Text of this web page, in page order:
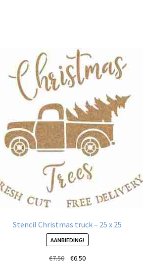
Stencil Christmas truck – 25 x 25
AANBIEDING!
€7.50
Oorspronkelijke
€6.50Huidige